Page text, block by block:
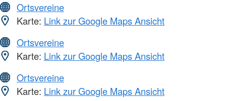
Ortsvereine
Karte: Link zur Google Maps Ansicht
Ortsvereine
Karte: Link zur Google Maps Ansicht
Ortsvereine
Karte: Link zur Google Maps Ansicht